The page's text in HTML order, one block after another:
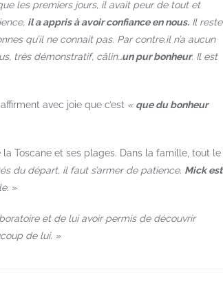
les premiers jours, il avait peur de tout et
il a appris à avoir confiance en nous. Il reste
qu’il ne connait pas. Par contre,il n’a aucun
très démonstratif, câlin…un pur bonheur. Il est
avec joie que c’est « que du bonheur
Toscane et ses plages. Dans la famille, tout le
du départ, il faut s’armer de patience. Mick est
»
et de lui avoir permis de découvrir
de lui. »